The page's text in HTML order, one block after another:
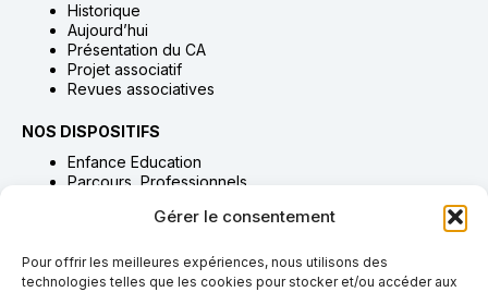
Gérer le consentement
Pour offrir les meilleures expériences, nous utilisons des
technologies telles que les cookies pour stocker et/ou accéder aux
Historique
Aujourd’hui
Présentation du CA
Projet associatif
Revues associatives
NOS DISPOSITIFS
Enfance Education
Parcours Professionnels
Adultes Accompagnement & Soins
NOUS SOUTENIR